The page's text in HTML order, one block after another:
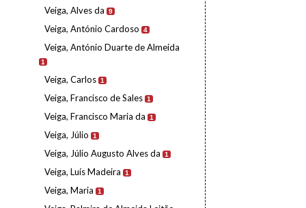
Veiga, Alves da 9
Veiga, António Cardoso 4
Veiga, António Duarte de Almeida
1
Veiga, Carlos 1
Veiga, Francisco de Sales 1
Veiga, Francisco Maria da 1
Veiga, Júlio 1
Veiga, Júlio Augusto Alves da 1
Veiga, Luís Madeira 1
Veiga, Maria 1